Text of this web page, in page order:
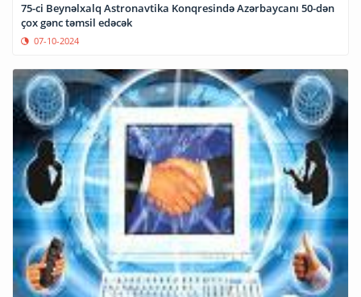
75-ci Beynəlxalq Astronavtika Konqresində Azərbaycanı 50-dən
çox gənc təmsil edəcək
07-10-2024